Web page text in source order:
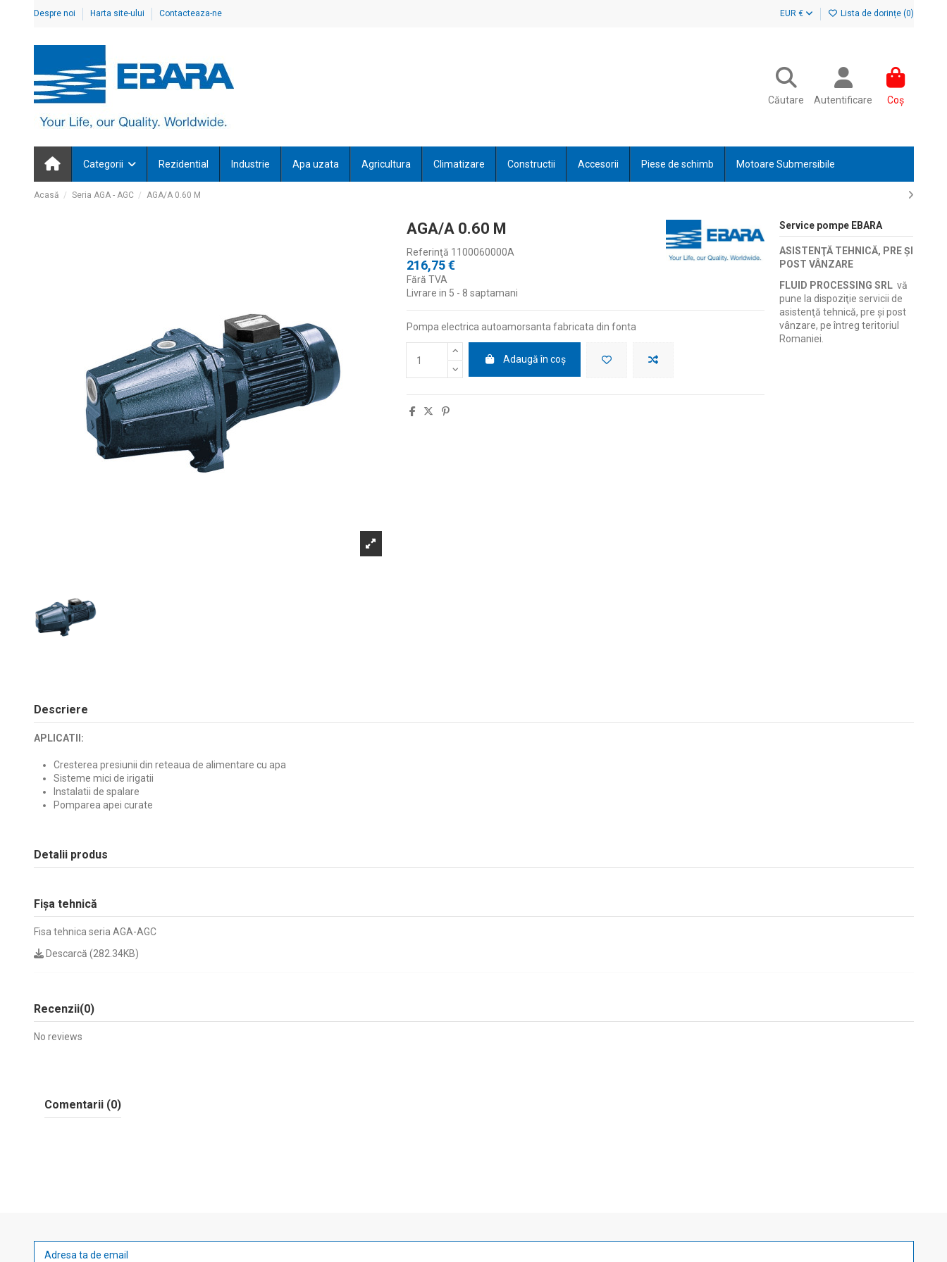
Despre noi Harta site-ului Contacteaza-ne EUR € Lista de dorințe (0)
Căutare Autentificare Coș
Categorii Rezidential Industrie Apa uzata Agricultura Climatizare Constructii Accesorii Piese de schimb Motoare Submersibile
Acasă Seria AGA - AGC AGA/A 0.60 M
AGA/A 0.60 M
Referinţă 1100060000A
216,75 €
Fără TVA
Livrare in 5 - 8 saptamani
Pompa electrica autoamorsanta fabricata din fonta
Adaugă în coș
Service pompe EBARA
ASISTENŢĂ TEHNICĂ, PRE ŞI
POST VÂNZARE
FLUID PROCESSING SRLvă
pune la dispoziţie servicii de
asistenţă tehnică, pre şi post
vânzare, pe întreg teritoriul
Romaniei.
Descriere
APLICATII:
Cresterea presiunii din reteaua de alimentare cu apa
Sisteme mici de irigatii
Instalatii de spalare
Pomparea apei curate
Detalii produs
Fișa tehnică
Fisa tehnica seria AGA-AGC
Descarcă (282.34KB)
Recenzii(0)
No reviews
Comentarii (0)